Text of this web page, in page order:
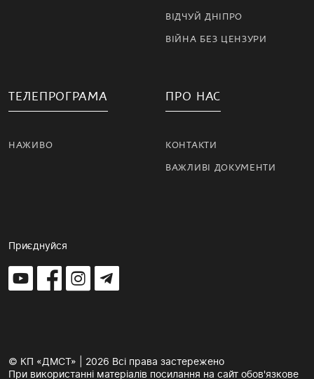
ВІДЧУЙ ДНІПРО
ВІЙНА БЕЗ ЦЕНЗУРИ
ТЕЛЕПРОГРАМА
НАЖИВО
ПРО НАС
КОНТАКТИ
ВАЖЛИВІ ДОКУМЕНТИ
Приєднуйся
© КП «ДМСТ» | 2026 Всі права застережено
При використанні матеріалів посилання на сайт обов'язкове